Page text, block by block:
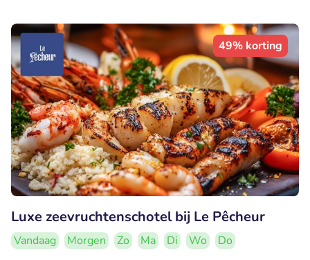
49% korting
Luxe zeevruchtenschotel bij Le Pêcheur
Vandaag Morgen Zo Ma Di Wo
Do